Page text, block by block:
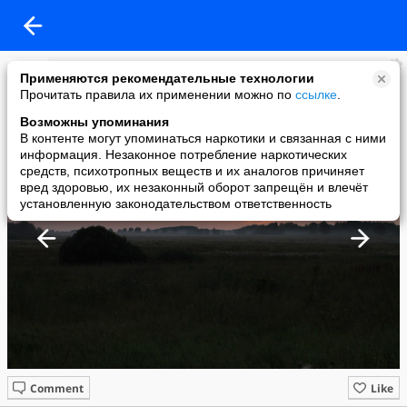
Применяются рекомендательные технологии
Прочитать правила их применении можно по ссылке
Возможны упоминания
В контенте могут упоминаться наркотики и связанная с ними
информация. Незаконное потребление наркотических
средств, психотропных веществ и их аналогов причиняет
вред здоровью, их незаконный оборот запрещён и влечёт
установленную законодательством ответственность
KAA
added a photo
14 Aug в 22:22
Like
Comment